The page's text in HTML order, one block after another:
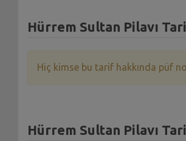
Hürrem Sultan Pilavı
Hiç kimse bu tarif hakkında püf
Hürrem Sultan Pilavı